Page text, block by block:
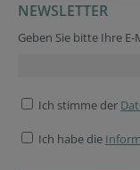
Company website
Security token
Tracking ID
Security token
Homepage
URL
NEWSLETTER
Geben Sie bitte Ihre E-
Ich stimme der
Ich habe die